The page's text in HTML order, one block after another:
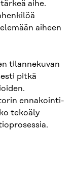
aihe.
aiheen
tilannekuvan
pitkä
ennakointi-
tekoäly